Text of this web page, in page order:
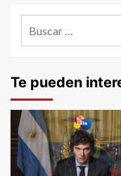
Te pueden